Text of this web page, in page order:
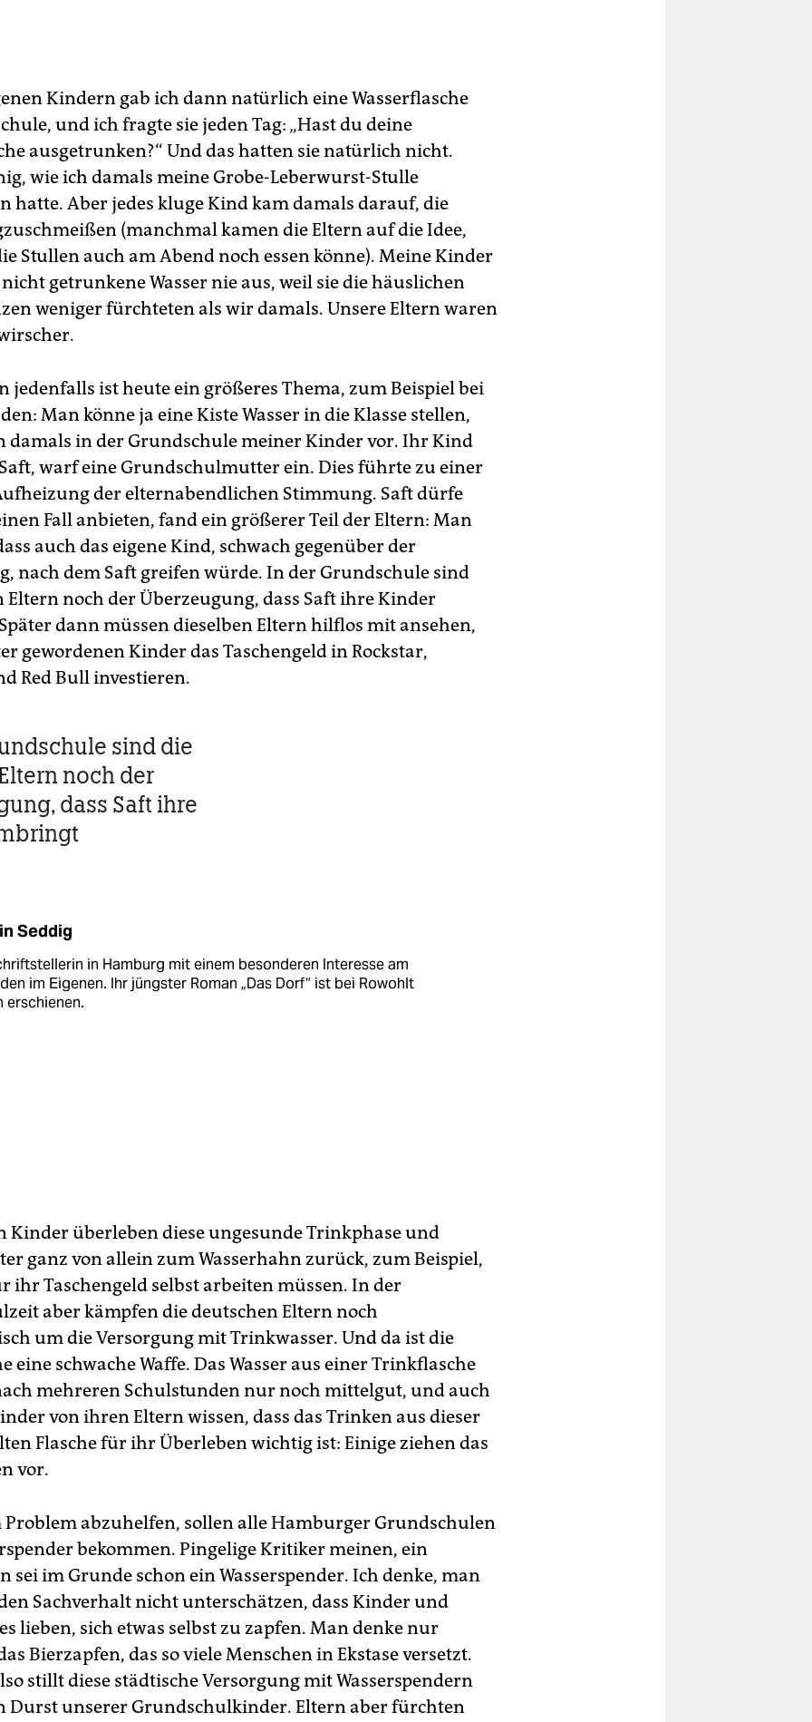
Kindern gab ich dann natürlich eine Wasserflasche
und ich fragte sie jeden Tag: „Hast du deine
ausgetrunken?“ Und das hatten sie natürlich nicht.
wie ich damals meine Grobe-Leberwurst-Stulle
hatte. Aber jedes kluge Kind kam damals darauf, die
(manchmal kamen die Eltern auf die Idee,
Stullen auch am Abend noch essen könne). Meine Kinder
nicht getrunkene Wasser nie aus, weil sie die häuslichen
weniger fürchteten als wir damals. Unsere Eltern waren
jedenfalls ist heute ein größeres Thema, zum Beispiel bei
Man könne ja eine Kiste Wasser in die Klasse stellen,
damals in der Grundschule meiner Kinder vor. Ihr Kind
warf eine Grundschulmutter ein. Dies führte zu einer
der elternabendlichen Stimmung. Saft dürfe
Fall anbieten, fand ein größerer Teil der Eltern: Man
auch das eigene Kind, schwach gegenüber der
nach dem Saft greifen würde. In der Grundschule sind
Eltern noch der Überzeugung, dass Saft ihre Kinder
dann müssen dieselben Eltern hilflos mit ansehen,
gewordenen Kinder das Taschengeld in Rockstar,
Red Bull investieren.
sind die
noch der
dass Saft ihre
Seddig
in Hamburg mit einem besonderen Interesse am
im Eigenen. Ihr jüngster Roman „Das Dorf“ ist bei Rowohlt
erschienen.
Kinder überleben diese ungesunde Trinkphase und
ganz von allein zum Wasserhahn zurück, zum Beispiel,
ihr Taschengeld selbst arbeiten müssen. In der
aber kämpfen die deutschen Eltern noch
um die Versorgung mit Trinkwasser. Und da ist die
eine schwache Waffe. Das Wasser aus einer Trinkflasche
mehreren Schulstunden nur noch mittelgut, und auch
von ihren Eltern wissen, dass das Trinken aus dieser
Flasche für ihr Überleben wichtig ist: Einige ziehen das
vor.
Problem abzuhelfen, sollen alle Hamburger Grundschulen
bekommen. Pingelige Kritiker meinen, ein
sei im Grunde schon ein Wasserspender. Ich denke, man
Sachverhalt nicht unterschätzen, dass Kinder und
lieben, sich etwas selbst zu zapfen. Man denke nur
Bierzapfen, das so viele Menschen in Ekstase versetzt.
stillt diese städtische Versorgung mit Wasserspendern
Durst unserer Grundschulkinder. Eltern aber fürchten